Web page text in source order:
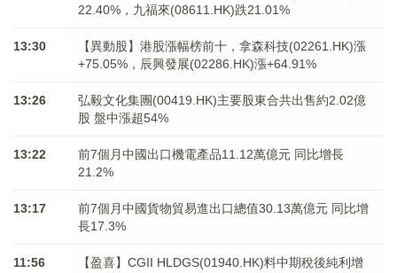
22.40%，九福來(08611.HK)跌21.01%
13:30
【異動股】港股漲幅榜前十，拿森科技(02261.HK)漲
+75.05%，辰興發展(02286.HK)漲+64.91%
13:26
弘毅文化集團(00419.HK)主要股東合共出售約2.02億
股 盤中漲超54%
13:22
前7個月中國出口機電產品11.12萬億元 同比增長
21.2%
13:17
前7個月中國貨物貿易進出口總值30.13萬億元 同比增
長17.3%
11:56
【盈喜】CGII HLDGS(01940.HK)料中期稅後純利增